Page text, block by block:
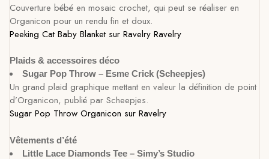
Couverture bébé en mosaic crochet, qui peut se réaliser en
Organicon pour un rendu fin et doux.
Peeking Cat Baby Blanket sur Ravelry Ravelry
Plaids & accessoires déco
Sugar Pop Throw – Esme Crick (Scheepjes)
Un grand plaid graphique mettant en valeur la définition de point
d’Organicon, publié par Scheepjes.
Sugar Pop Throw Organicon sur Ravelry
Vêtements d’été
Little Lace Diamonds Tee – Simy’s Studio